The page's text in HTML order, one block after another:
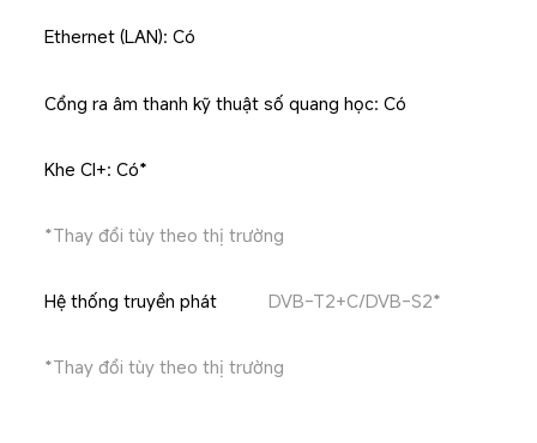
Ethernet (LAN): Có
Cổng ra âm thanh kỹ thuật số quang học: Có
Khe CI+: Có*
*Thay đổi tùy theo thị trường
Hệ thống truyền phát DVB-T2+C/DVB-S2*
*Thay đổi tùy theo thị trường